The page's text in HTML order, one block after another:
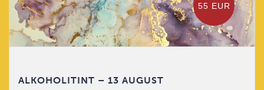
55 EUR
ALKOHOLITINT – 13 AUGUST